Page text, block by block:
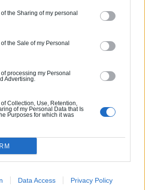
of the Sharing of my personal
of the Sale of my Personal
of processing my Personal
Advertising.
of Collection, Use, Retention,
of my Personal Data that Is
Purposes for which it was
Data Access Privacy Policy
récents
devant la maison : Top 5
choisir un claustra pour
extérieur ?
de sa maison ?